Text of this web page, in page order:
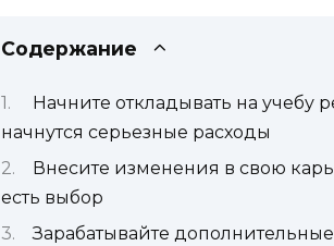
Содержание
Начните откладывать на учебу
начнутся серьезные расходы
Внесите изменения в свою
есть выбор
Зарабатывайте